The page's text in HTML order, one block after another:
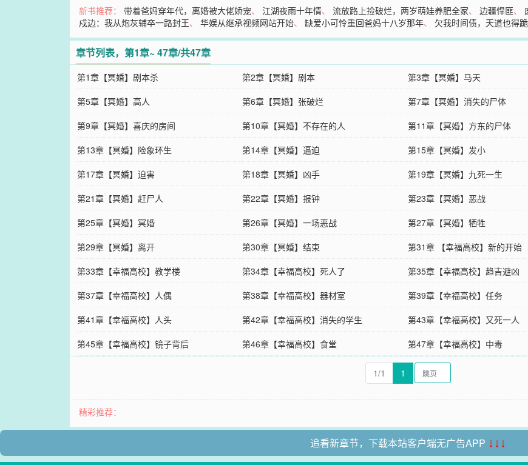
新书推荐：带着爸妈穿年代，离婚被大佬娇宠、江湖夜雨十年情、流放路上捡破烂，两岁萌娃养肥全家、边疆悍匪、
戍边：我从炮灰辅卒一路封王、华娱从继承视频网站开始、缺爱小可怜重回爸妈十八岁那年、 欠我时间债，天道也得
章节列表，第1章~ 47章/共47章
第1章【冥婚】剧本杀 第2章【冥婚】剧本 第3章【冥婚】马天
第5章【冥婚】高人
第6章【冥婚】张破烂 第7章【冥婚】消失的尸体
第9章【冥婚】喜庆的房间
第10章【冥婚】不存在的人 第11章【冥婚】方东的尸体
第13章【冥婚】险象环生
第14章【冥婚】逼迫 第15章【冥婚】发小
第17章【冥婚】迫害
第18章【冥婚】凶手 第19章【冥婚】九死一生
第21章【冥婚】赶尸人
第22章【冥婚】报钟 第23章【冥婚】恶战
第25章【冥婚】冥婚
第26章【冥婚】一场恶战 第27章【冥婚】牺牲
第29章【冥婚】离开
第30章【冥婚】结束 第31章 【幸福高校】新的开始
第33章【幸福高校】教学楼
第34章【幸福高校】死人了 第35章【幸福高校】趋吉避凶
第37章【幸福高校】人偶
第38章【幸福高校】器材室 第39章【幸福高校】任务
第41章【幸福高校】人头
第42章【幸福高校】消失的学生 第43章【幸福高校】又死一人
第45章【幸福高校】镜子背后
第46章【幸福高校】食堂 第47章【幸福高校】中毒
1/1 1
精彩推荐：
追看新章节，下载本站客户端无广告APP ↓↓↓